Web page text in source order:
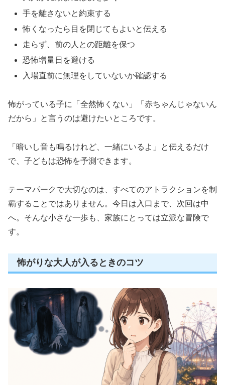
手を離さないと約束する
怖くなったら目を閉じてもよいと伝える
走らず、前の人との距離を保つ
恐怖増量日を避ける
入場直前に無理をしていないか確認する
怖がっている子に「全然怖くない」「赤ちゃんじゃないん
だから」と言うのは避けたいところです。
「暗いし音も鳴るけれど、一緒にいるよ」と伝えるだけ
で、子どもは恐怖を予測できます。
テーマパークで大切なのは、すべてのアトラクションを制
覇することではありません。今日は入口まで、次回は中
へ。そんな小さな一歩も、家族にとっては立派な冒険で
す。
怖がりな大人が入るときのコツ